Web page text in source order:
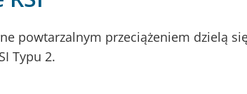
powtarzalnym przeciążeniem dzielą
Typu 2.